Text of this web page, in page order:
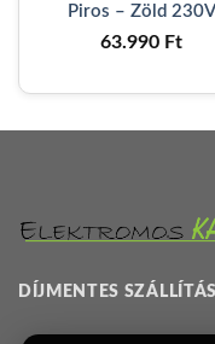
Piros – Zöld 230V
63.990 Ft
DÍJMENTES